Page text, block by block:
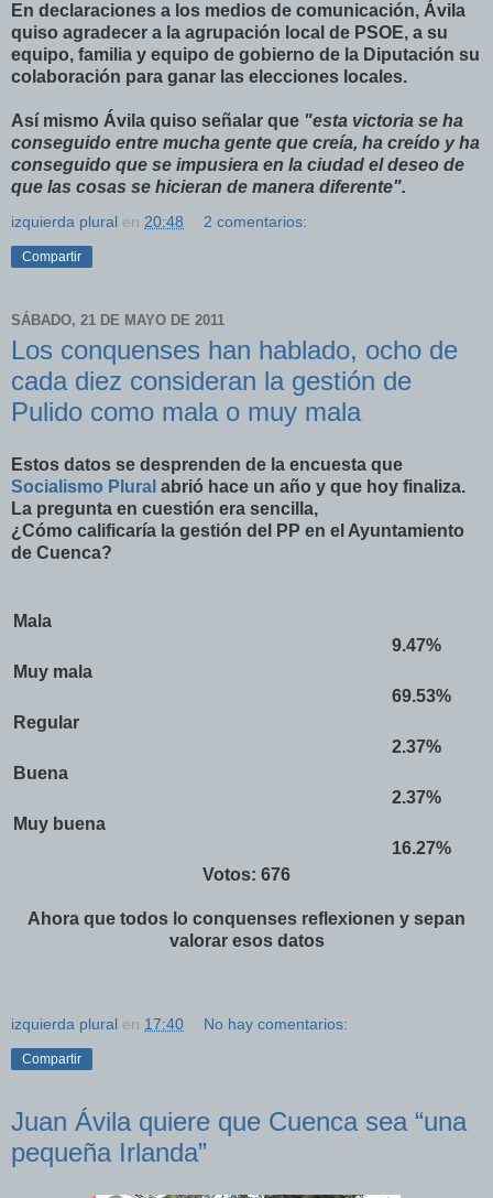
En declaraciones a los medios de comunicación, Ávila
quiso agradecer a la agrupación local de PSOE, a su
equipo, familia y equipo de gobierno de la Diputación su
colaboración para ganar las elecciones locales.
Así mismo Ávila quiso señalar que "esta victoria se ha
conseguido entre mucha gente que creía, ha creído y ha
conseguido que se impusiera en la ciudad el deseo de
que las cosas se hicieran de manera diferente".
izquierda plural en 20:48 2 comentarios:
Compartir
SÁBADO, 21 DE MAYO DE 2011
Los conquenses han hablado, ocho de
cada diez consideran la gestión de
Pulido como mala o muy mala
Estos datos se desprenden de la encuesta que
Socialismo Plural abrió hace un año y que hoy finaliza.
La pregunta en cuestión era sencilla,
¿Cómo calificaría la gestión del PP en el Ayuntamiento
de Cuenca?
Mala
9.47%
Muy mala
69.53%
Regular
2.37%
Buena
2.37%
Muy buena
16.27%
Votos: 676
Ahora que todos lo conquenses reflexionen y sepan
valorar esos datos
izquierda plural en 17:40 No hay comentarios:
Compartir
Juan Ávila quiere que Cuenca sea “una
pequeña Irlanda”